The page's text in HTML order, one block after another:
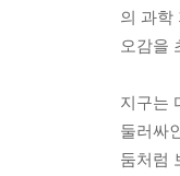
의 과학
오감을
지구는
둘러싸
둠처럼